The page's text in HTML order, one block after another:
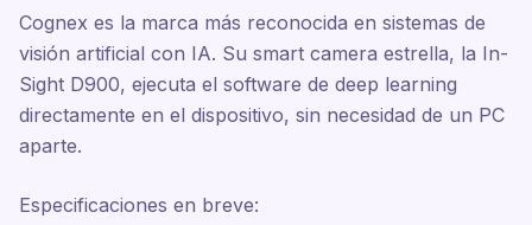
Cognex es la marca más reconocida en sistemas de
visión artificial con IA. Su smart camera estrella, la In-
Sight D900, ejecuta el software de deep learning
directamente en el dispositivo, sin necesidad de un PC
aparte.
Especificaciones en breve: